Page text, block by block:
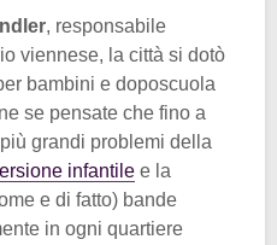
, responsabile
viennese, la città si dotò
bambini e doposcuola
se pensate che fino a
grandi problemi della
infantile e la
e di fatto) bande
in ogni quartiere